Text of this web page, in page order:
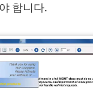
합니다.